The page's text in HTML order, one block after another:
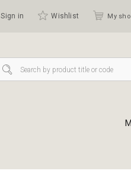
Sign in Wishlist My